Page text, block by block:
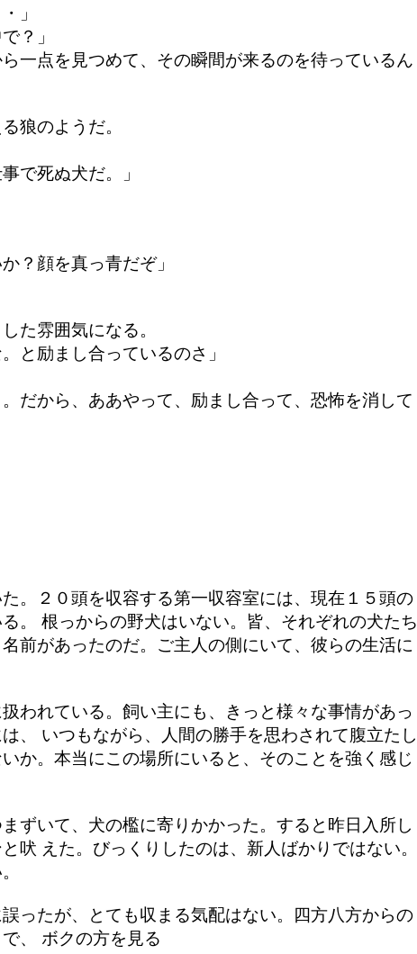
」
？」
一点を見つめて、その瞬間が来るのを待っているん
狼のようだ。
で死ぬ犬だ。」
？顔を真っ青だぞ」
た雰囲気になる。
と励まし合っているのさ」
だから、ああやって、励まし合って、恐怖を消して
。２０頭を収容する第一収容室には、現在１５頭の
。 根っからの野犬はいない。皆、それぞれの犬たち
前があったのだ。ご主人の側にいて、彼らの生活に
われている。飼い主にも、きっと様々な事情があっ
、 いつもながら、人間の勝手を思わされて腹立たし
か。本当にこの場所にいると、そのことを強く感じ
ずいて、犬の檻に寄りかかった。すると昨日入所し
吠 えた。びっくりしたのは、新人ばかりではない。
ったが、とても収まる気配はない。四方八方からの
、 ボクの方を見る